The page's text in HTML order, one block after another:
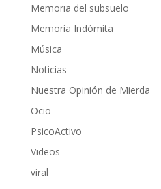
Memoria del subsuelo
Memoria Indómita
Música
Noticias
Nuestra Opinión de Mierda
Ocio
PsicoActivo
Videos
viral